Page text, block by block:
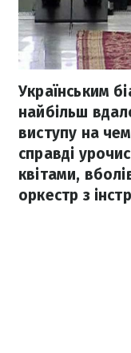
Українським
найбільш
виступу на
справді
квітами,
оркестр з